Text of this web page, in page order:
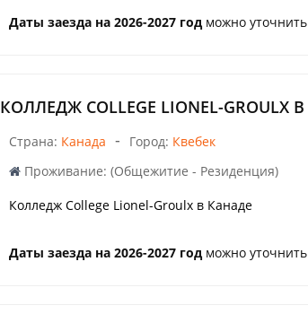
Даты заезда на 2026-2027 год можно уточнить
КОЛЛЕДЖ COLLEGE LIONEL-GROULX
Страна: Канада - Город: Квебек
Проживание: (Общежитие - Резиденция)
Колледж College Lionel-Groulx в Канаде
Даты заезда на 2026-2027 год можно уточнить